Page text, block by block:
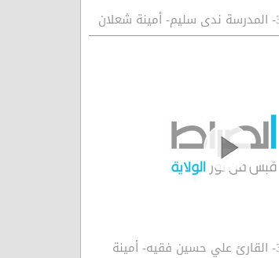
اشراف امتي 31- القارئ علي حسين فقيه- أمينة